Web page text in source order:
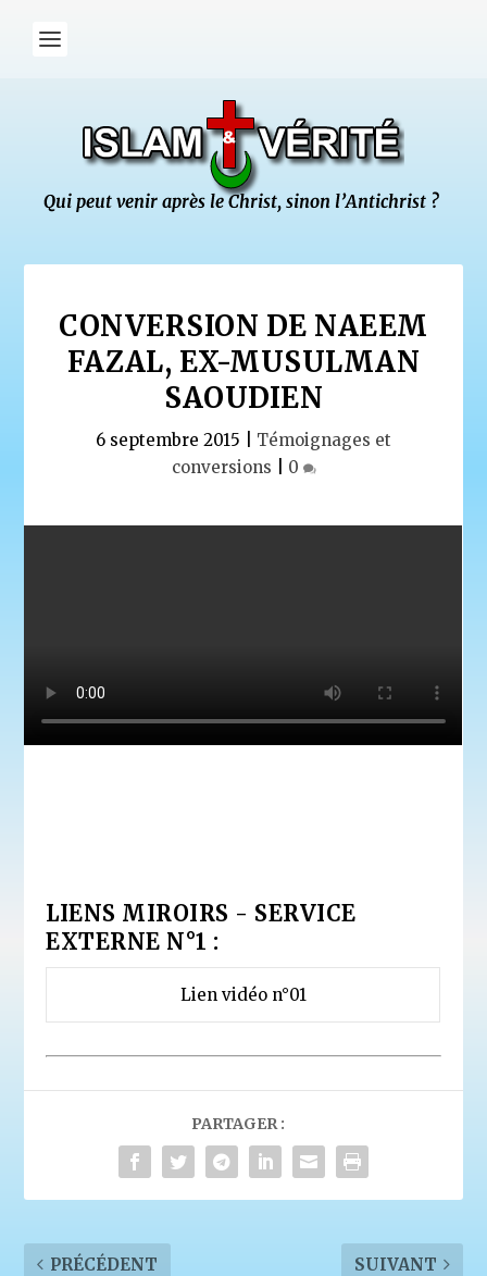
CONVERSION DE NAEEM
FAZAL, EX-MUSULMAN
SAOUDIEN
6 septembre 2015
Témoignages et
conversions
0
LIENS MIROIRS - SERVICE
EXTERNE N°1 :
Lien vidéo n°01
PARTAGER :
PRÉCÉDENT SUIVANT